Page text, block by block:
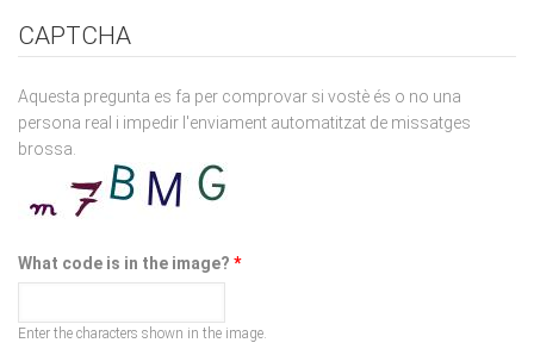
Aquesta pregunta es fa per comprovar si vostè és o no una
brossa.
What code is in the image?
Enter the characters shown in the image.